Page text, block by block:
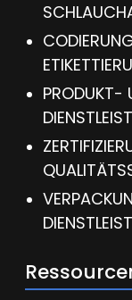
PRODUKT-